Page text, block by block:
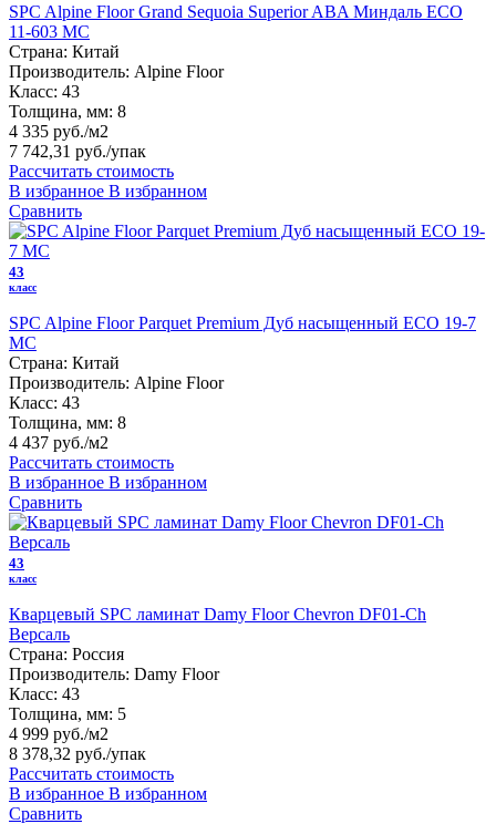
SPC Alpine Floor Grand Sequoia Superior ABA Миндаль ECO
11-603 MC
Страна: Китай
Производитель: Alpine Floor
Класс: 43
Толщина, мм: 8
4 335 руб./м2
7 742,31 руб./упак
Рассчитать стоимость
В избранное В избранном
Сравнить
43
класс
SPC Alpine Floor Parquet Premium Дуб насыщенный ECO 19-7
MC
Страна: Китай
Производитель: Alpine Floor
Класс: 43
Толщина, мм: 8
4 437 руб./м2
Рассчитать стоимость
В избранное В избранном
Сравнить
43
класс
Кварцевый SPC ламинат Damy Floor Chevron DF01-Ch
Версаль
Страна: Россия
Производитель: Damy Floor
Класс: 43
Толщина, мм: 5
4 999 руб./м2
8 378,32 руб./упак
Рассчитать стоимость
В избранное В избранном
Сравнить